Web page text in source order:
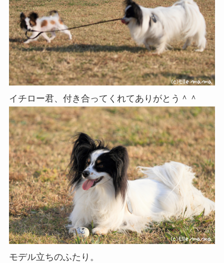
イチロー君、付き合ってくれてありがとう＾＾
モデル立ちのふたり。